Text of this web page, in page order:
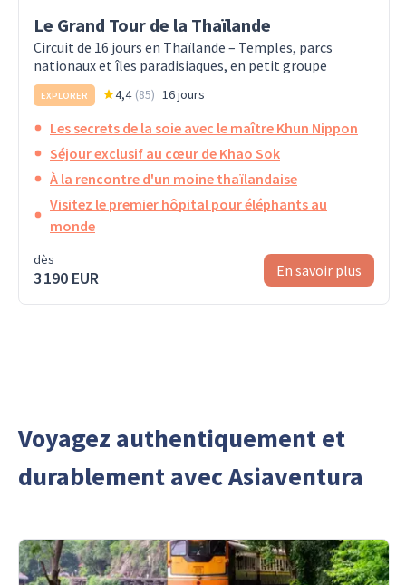
Le Grand Tour de la Thaïlande
Circuit de 16 jours en Thaïlande – Temples, parcs
nationaux et îles paradisiaques, en petit groupe
EXPLORER 4,4 (85) 16 jours
Les secrets de la soie avec le maître Khun Nippon
Séjour exclusif au cœur de Khao Sok
À la rencontre d'un moine thaïlandaise
Visitez le premier hôpital pour éléphants au
monde
dès
3 190 EUR En savoir plus
Voyagez authentiquement et
durablement avec Asiaventura